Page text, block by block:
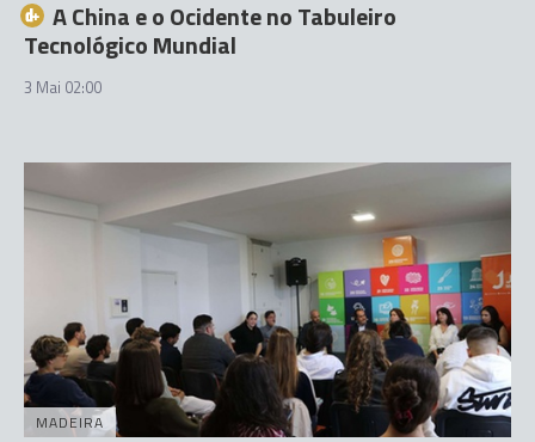
A China e o Ocidente no Tabuleiro
Tecnológico Mundial
3 Mai 02:00
MADEIRA